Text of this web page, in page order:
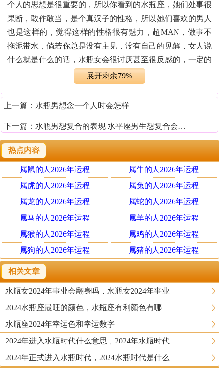
个人的思想是很重要的，所以你看到的水瓶座，她们处事很
果断，敢作敢当，是个真汉子的性格，所以她们喜欢的男人
也是这样的，觉得这样的性格很有魅力，超MAN，做事不
拖泥带水，倘若你总是没有主见，没有自己的见解，女人说
什么就是什么的话，水瓶女会很讨厌甚至很反感的，一定的
情况下，她们还会在背后吐槽这样的男人没有出息，成不了
不能给她自由的男人
水瓶座的女人最需要的就是对方完完全全的信任以及足够的
自由。其实水瓶座的女人还是可以做个小女人的，但是一定
要让她自觉自愿的成为你的小女人，而不是你胁迫她。对于
水瓶座的人来说，这个世界上没有什么是不可能不可以逾越
的，所以，你越是威胁她，她越是想挑衅，最终，她觉得你
也不过如此，驾驭不了她而最终离开你。而你总是给她足够
的信任和空间，她反而觉得你高高在上，不可估量，于是老
老实实的守在你身边，做了你的管家婆。
爱咋滴咋滴随君高兴的男人
水瓶座是12星座中最随意的星座，无论是对朋友还是对家里
人，她都不会太在意这些边边角角的细节，所以男友在餐桌
上有何举动她比较无所谓。讨厌没有礼貌的异性水瓶女虽然
来自火星,想法和行为奇葩了一些,但是对于最基本的仁义礼
智信还是特别尊重和崇敬的。她们最看不起那些没有礼貌,
对老人不礼貌,对小孩不给好脸色的异性,她们觉得这类人应
该属于没有良心的那一类人,不值得去结交。
展开剩余79%
上一篇： 水瓶男想念一个人时会怎样
下一篇： 水瓶男想复合的表现 水平座男生想复合会怎么做
热点内容
属鼠的人2026年运程
属牛的人2026年运程
属虎的人2026年运程
属兔的人2026年运程
属龙的人2026年运程
属蛇的人2026年运程
属马的人2026年运程
属羊的人2026年运程
属猴的人2026年运程
属鸡的人2026年运程
属狗的人2026年运程
属猪的人2026年运程
相关文章
水瓶女2024年事业会翻身吗，水瓶女2024年事业
2024水瓶座最旺的颜色，水瓶座有利颜色有哪
水瓶座2024年幸运色和幸运数字
2024年进入水瓶时代什么意思，2024年水瓶时代
2024年正式进入水瓶时代，2024水瓶时代是什么